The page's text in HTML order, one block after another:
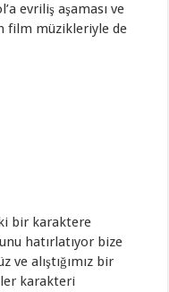
evriliş aşaması ve
film müzikleriyle de
bir karaktere
hatırlatıyor bize
ve alıştığımız bir
karakteri